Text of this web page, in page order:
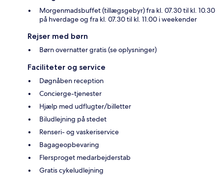
Morgenmadsbuffet (tillægsgebyr) fra kl. 07.30 til kl. 10.30
på hverdage og fra kl. 07.30 til kl. 11.00 i weekender
Rejser med børn
Børn overnatter gratis (se oplysninger)
Faciliteter og service
Døgnåben reception
Concierge-tjenester
Hjælp med udflugter/billetter
Biludlejning på stedet
Renseri- og vaskeriservice
Bagageopbevaring
Flersproget medarbejderstab
Gratis cykeludlejning